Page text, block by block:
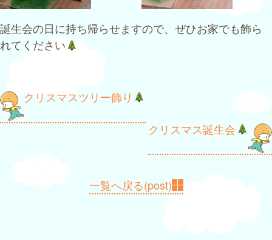
誕生会の日に持ち帰らせますので、ぜひお家でも飾ら
れてください
投
稿
クリスマスツリー飾り
クリスマス誕生会
一覧へ戻る(post)